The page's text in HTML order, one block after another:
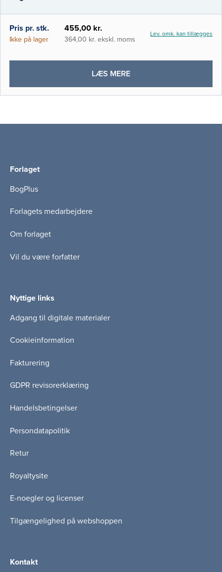
emnet. Bogens fokus er de dele af faget
som er relevant for det daglige arbejde som
basissygeplejerske.
i-bog
Pris pr. stk.
Ikke på lager
455,00 kr.
364,00 kr. ekskl. moms
Lev. omk. kan tillægges
LÆS MEREOM
GRUNDLÆGGENDE
MIKROBIOLOGI
Forlaget
BogPlus
Forlagets medarbejdere
Om forlaget
Vil du være forfatter
Nyttige links
Adgang til digitale materialer
Cookieinformation
Fakturering
GDPR revisorerklæring
Handelsbetingelser
Persondatapolitik
Retur
Royaltysite
E-noegler og licenser
Tilgængelighed på webshoppen
Kontakt